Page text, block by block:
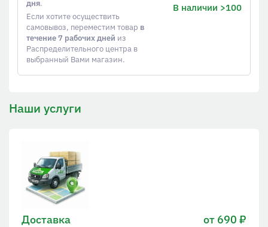
дня.
Если хотите осуществить
самовывоз, переместим товар в
течение 7 рабочих дней из
Распределительного центра в
выбранный Вами магазин.
В наличии >100
Наши услуги
Доставка от 690 ₽